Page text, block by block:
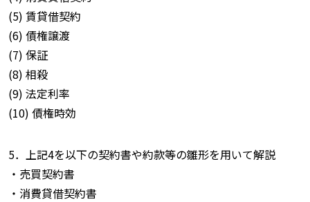
(5) 賃貸借契約
(6) 債権譲渡
(7) 保証
(8) 相殺
(9) 法定利率
(10) 債権時効
5．上記4を以下の契約書や約款等の雛形を用いて解説
・売買契約書
・消費貸借契約書